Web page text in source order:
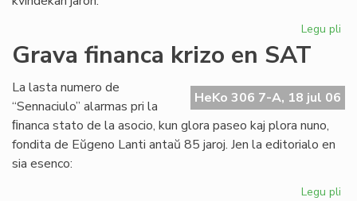
Legu pli
Grava financa krizo en SAT
HeKo 306 7-A, 18 jul 06
La lasta numero de
“Sennaciulo” alarmas pri la
ﬁnanca stato de la asocio, kun glora paseo kaj plora nuno,
fondita de Eŭgeno Lanti antaŭ 85 jaroj. Jen la editorialo en
sia esenco:
Legu pli